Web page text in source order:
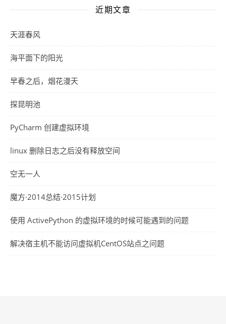
近期文章
天涯春风
海平面下的阳光
早春之后，烟花漫天
探昆明池
PyCharm 创建虚拟环境
linux 删除日志之后没有释放空间
空无一人
魔方·2014总结·2015计划
使用 ActivePython 的虚拟环境的时候可能遇到的问题
解决宿主机不能访问虚拟机CentOS站点之问题